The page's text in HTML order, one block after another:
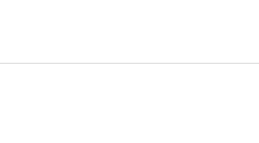
Extra
15€ pro